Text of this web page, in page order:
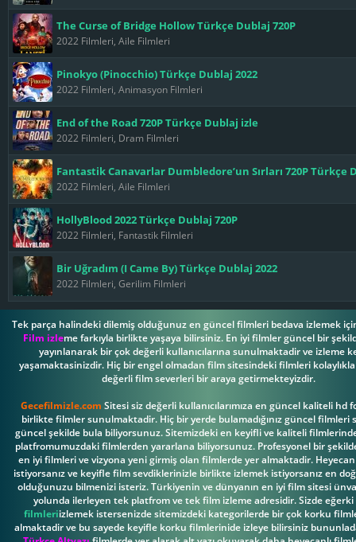
The Curse of Bridge Hollow Türkçe Dublaj 720P
2022 Filmleri, Aile Filmleri
Pinokyo (Pinocchio) Türkçe Dublaj 2022
2022 Filmleri, Animasyon Filmleri
End of the Road 720P Türkçe Dublaj izle
2022 Filmleri, Dram Filmleri
Fantastik Canavarlar Dumbledore’un Sırları 720P Türkçe
2022 Filmleri, Aile Filmleri
HollyBlood 2022 Türkçe Dublaj 720P
2022 Filmleri, Fantastik Filmleri
Bir Uğradım (I Came By) Türkçe Dublaj 2022
2022 Filmleri, Gerilim Filmleri
Tek parça halindeki dilemiş olduğunuz en güncel filmleri bedava izlemek
Film izleme farkıyla birlikte yaşaya bilirsiniz. En iyi filmler güncel bir
yayınlanarak bir çok değerli kullanıcılarına sunulmaktadir ve izleme
yaşamaktasinizdir. Hiç bir engel olmadan film sitesindeki filmleri
değerli film severleri bir araya getirmekteyizdir.
Gecefilmizle.com Sitesi siz değerli kullanıcılarımıza en güncel kaliteli hd
birlikte filmler sunulmaktadir. Hiç bir yerde bulamadığınız güncel filmleri
güncel şekilde bula biliyorsunuz. Sitemizdeki en keyifli ve kaliteli filmlerinde
platfromumuzdaki filmlerden yararlana biliyorsunuz. Profesyonel bir
en iyi filmleri ve vizyona yeni girmiş olan filmlerde yer almaktadir.
istiyorsanız ve keyifle film sevdiklerinizle birlikte izlemek istiyorsanız en
olduğunuzu bilmenizi isteriz. Türkiyenin ve dünyanın en iyi film sitesi
yolunda ilerleyen tek platfrom ve tek film izleme adresidir. Sizde eğerki
filmleriizlemek istersenizde sitemizdeki kategorilerde bir çok korku
almaktadir ve bu sayede keyifle korku filmlerinide izleye bilirsiniz